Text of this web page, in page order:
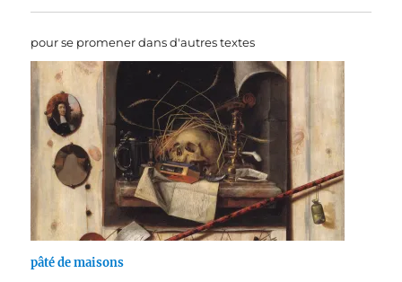
pour se promener dans d'autres textes
pâté de maisons